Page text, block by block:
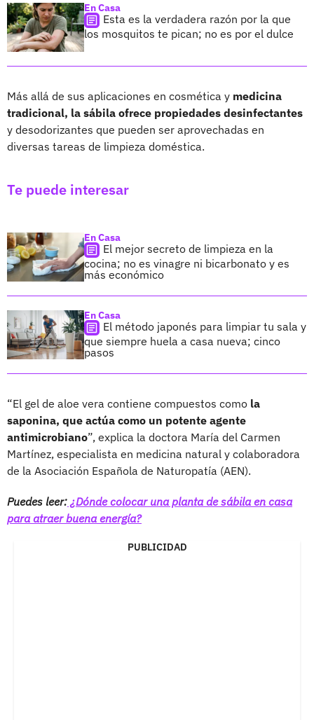
En Casa
Esta es la verdadera razón por la que
los mosquitos te pican; no es por el dulce
Más allá de sus aplicaciones en cosmética y medicina
tradicional, la sábila ofrece propiedades desinfectantes
y desodorizantes que pueden ser aprovechadas en
diversas tareas de limpieza doméstica.
Te puede interesar
En Casa
El mejor secreto de limpieza en la
cocina; no es vinagre ni bicarbonato y es
más económico
En Casa
El método japonés para limpiar tu sala y
que siempre huela a casa nueva; cinco
pasos
“El gel de aloe vera contiene compuestos como la
saponina, que actúa como un potente agente
antimicrobiano”, explica la doctora María del Carmen
Martínez, especialista en medicina natural y colaboradora
de la Asociación Española de Naturopatía (AEN).
Puedes leer: ¿Dónde colocar una planta de sábila en casa
para atraer buena energía?
PUBLICIDAD